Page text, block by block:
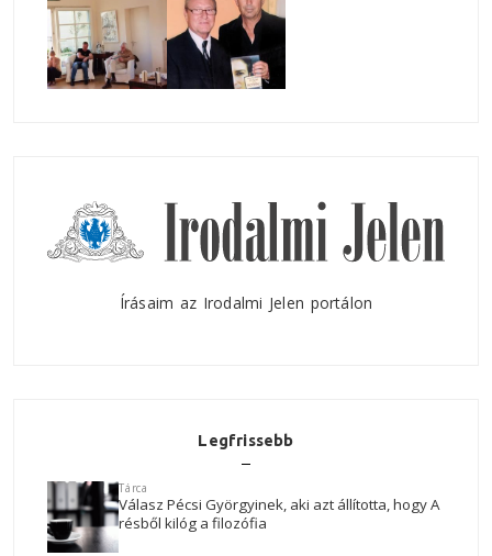
Írásaim az Irodalmi Jelen portálon
Legfrissebb
Tárca
Válasz Pécsi Györgyinek, aki azt állította, hogy A
résből kilóg a filozófia